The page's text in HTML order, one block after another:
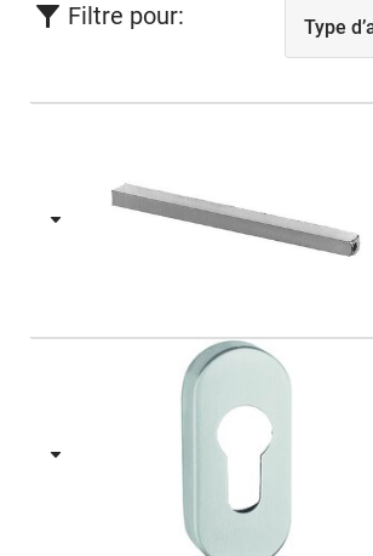
Filtre pour: Type